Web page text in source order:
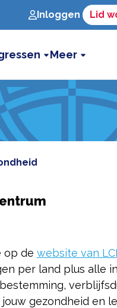
Inloggen Lid
Meer
op de website van
per land plus alle
gezondheid en